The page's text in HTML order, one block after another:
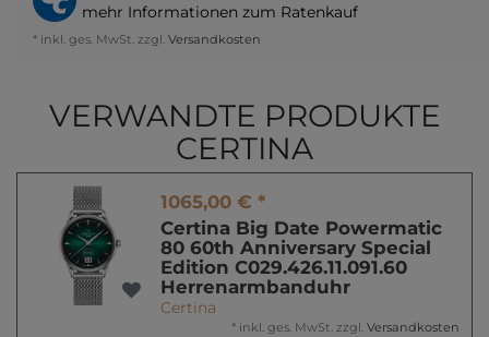
mehr Informationen zum Ratenkauf
* inkl. ges. MwSt. zzgl. Versandkosten
VERWANDTE PRODUKTE
CERTINA
1065,00 € *
Certina Big Date Powermatic
80 60th Anniversary Special
Edition C029.426.11.091.60
Herrenarmbanduhr
Certina
* inkl. ges. MwSt. zzgl. Versandkosten